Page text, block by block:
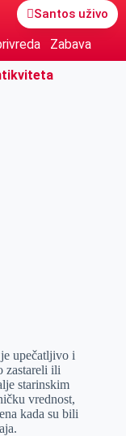
Santos uživo
Zabava
upečatljivo i
zastareli ili
starinskim
vrednost,
kada su bili